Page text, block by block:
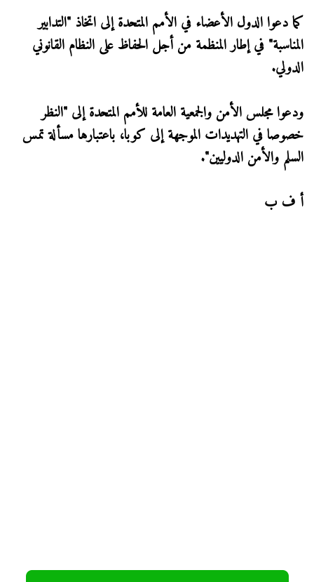
كما دعوا الدول الأعضاء في الأمم المتحدة إلى اتخاذ "التدابير
المناسبة" في إطار المنظمة من أجل الحفاظ على النظام القانوني
الدولي.
ودعوا مجلس الأمن والجمعية العامة للأمم المتحدة إلى "النظر
خصوصا في التهديدات الموجهة إلى كوبا، باعتبارها مسألة تمس
السلم والأمن الدوليين".
أ ف ب